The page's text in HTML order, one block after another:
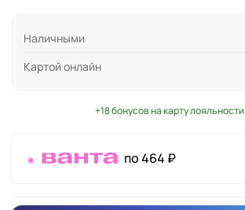
Наличными
Картой онлайн
+18 бонусов на карту лояльности
по 464 ₽